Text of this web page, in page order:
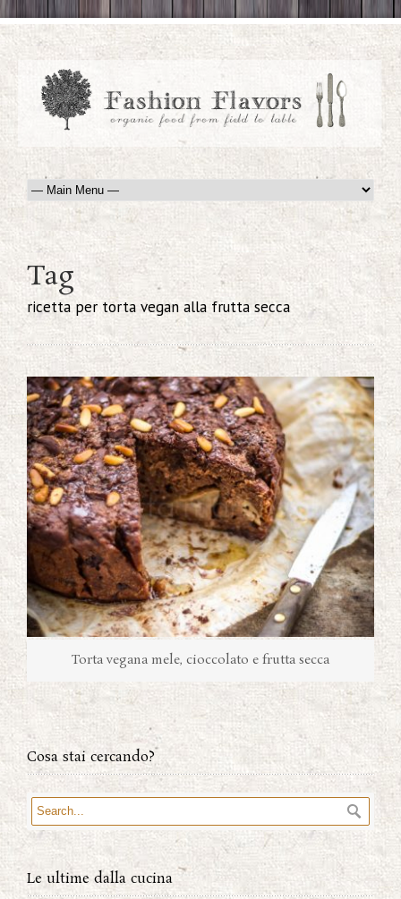
Tag
ricetta per torta vegan alla frutta secca
Torta vegana mele, cioccolato e frutta secca
Cosa stai cercando?
Le ultime dalla cucina